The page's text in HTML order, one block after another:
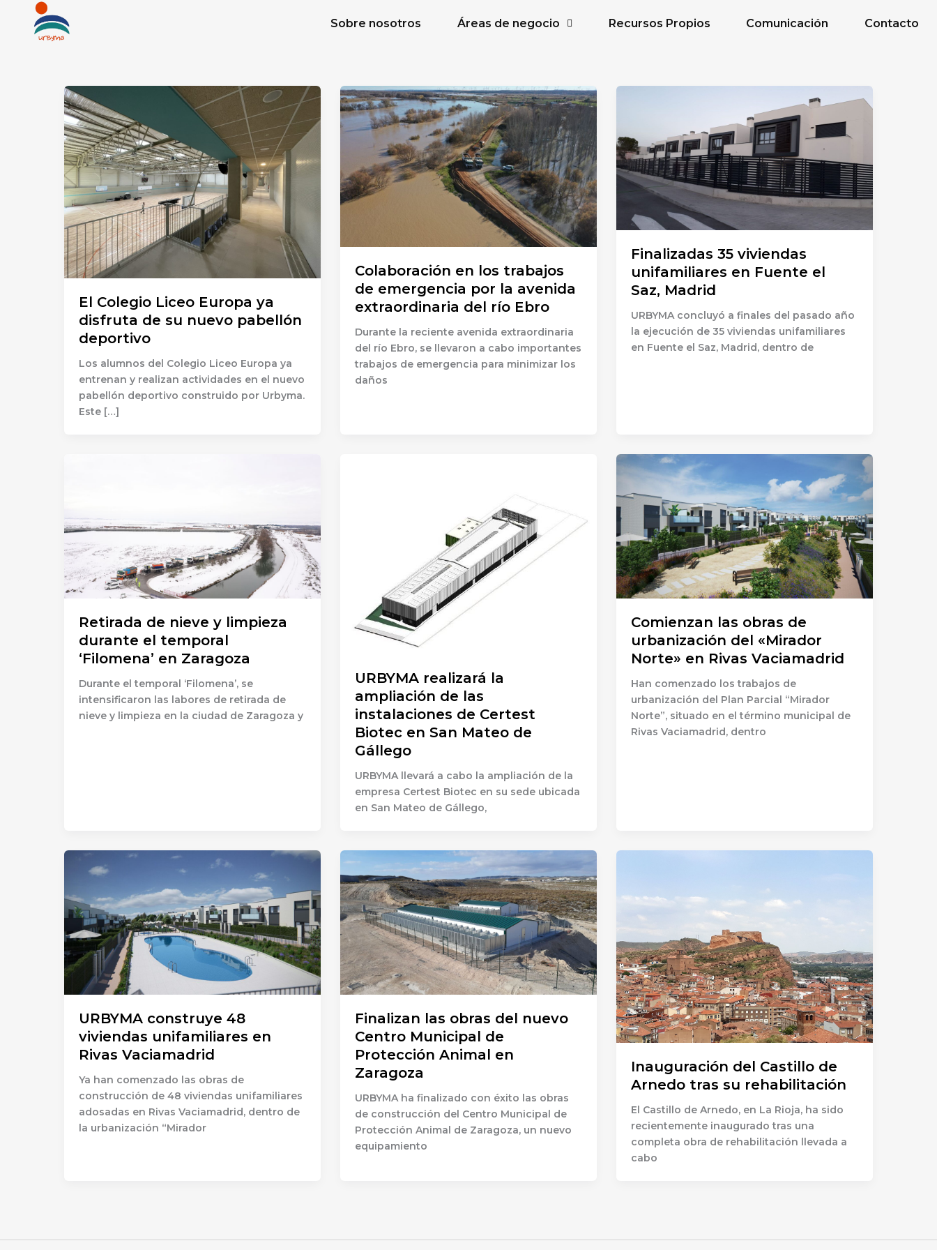
contenido
Sobre nosotros Áreas de negocio Recursos Propios Comunicación Contacto
El Colegio Liceo Europa ya
disfruta de su nuevo pabellón
deportivo
Los alumnos del Colegio Liceo Europa ya
entrenan y realizan actividades en el nuevo
pabellón deportivo construido por Urbyma.
Este […]
Colaboración en los trabajos
de emergencia por la avenida
extraordinaria del río Ebro
Durante la reciente avenida extraordinaria
del río Ebro, se llevaron a cabo importantes
trabajos de emergencia para minimizar los
daños
Finalizadas 35 viviendas
unifamiliares en Fuente el
Saz, Madrid
URBYMA concluyó a finales del pasado año
la ejecución de 35 viviendas unifamiliares
en Fuente el Saz, Madrid, dentro de
Retirada de nieve y limpieza
durante el temporal
‘Filomena’ en Zaragoza
Durante el temporal ‘Filomena’, se
intensificaron las labores de retirada de
nieve y limpieza en la ciudad de Zaragoza y
URBYMA realizará la
ampliación de las
instalaciones de Certest
Biotec en San Mateo de
Gállego
URBYMA llevará a cabo la ampliación de la
empresa Certest Biotec en su sede ubicada
en San Mateo de Gállego,
Comienzan las obras de
urbanización del «Mirador
Norte» en Rivas Vaciamadrid
Han comenzado los trabajos de
urbanización del Plan Parcial “Mirador
Norte”, situado en el término municipal de
Rivas Vaciamadrid, dentro
URBYMA construye 48
viviendas unifamiliares en
Rivas Vaciamadrid
Ya han comenzado las obras de
construcción de 48 viviendas unifamiliares
adosadas en Rivas Vaciamadrid, dentro de
la urbanización “Mirador
Finalizan las obras del nuevo
Centro Municipal de
Protección Animal en
Zaragoza
URBYMA ha finalizado con éxito las obras
de construcción del Centro Municipal de
Protección Animal de Zaragoza, un nuevo
equipamiento
Inauguración del Castillo de
Arnedo tras su rehabilitación
El Castillo de Arnedo, en La Rioja, ha sido
recientemente inaugurado tras una
completa obra de rehabilitación llevada a
cabo